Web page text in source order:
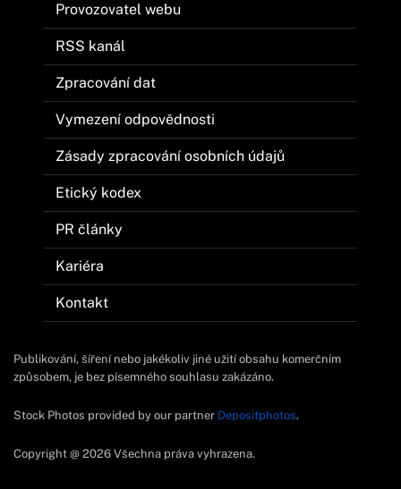
Provozovatel webu
RSS kanál
Zpracování dat
Vymezení odpovědnosti
Zásady zpracování osobních údajů
Etický kodex
PR články
Kariéra
Kontakt
Publikování, šíření nebo jakékoliv jiné užití obsahu komerčním
způsobem, je bez písemného souhlasu zakázáno.
Stock Photos provided by our partner Depositphotos.
Copyright @ 2026 Všechna práva vyhrazena.